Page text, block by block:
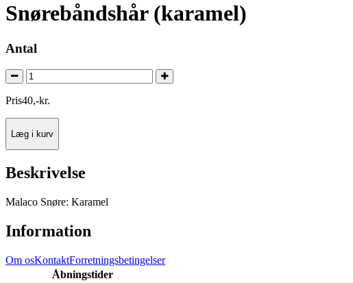
Snørebåndshår (karamel)
Antal
Pris40,-kr.
Læg i kurv
Beskrivelse
Malaco Snøre: Karamel
Information
Om osKontaktForretningsbetingelser
Åbningstider